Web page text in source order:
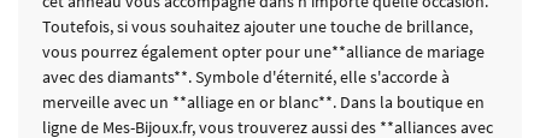
Toutefois, si vous souhaitez ajouter une touche de brillance,
vous pourrez également opter pour une**alliance de mariage
avec des diamants**. Symbole d'éternité, elle s'accorde à
merveille avec un **alliage en or blanc**. Dans la boutique en
ligne de Mes-Bijoux.fr, vous trouverez aussi des **alliances avec